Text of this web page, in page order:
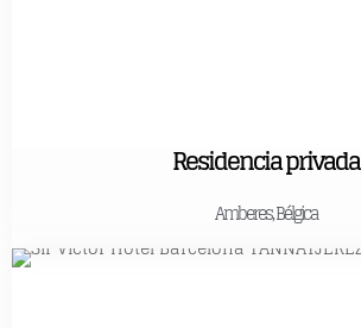
Residencia privada
Amberes, Bélgica